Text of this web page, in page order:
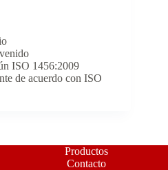
ISO 1456:2009
de acuerdo con ISO
Productos
Contacto